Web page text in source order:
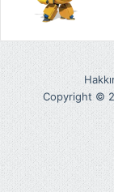
Copyright ©